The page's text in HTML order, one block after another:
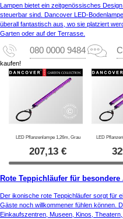
Lampen bietet ein zeitgenössisches
steuerbar sind. Dancover LED-
überall fantastisch aus, wo sie platziert
Garten oder auf der Terrasse.
080 0000 9484
kaufen!
LED Pflanzenlampe 1,26m, Grau
207,13 €
Rote Teppichläufer für besondere
Der ikonische rote Teppichläufer sorgt für
Gäste noch willkommener fühlen können.
Einkaufszentren, Museen, Kinos,